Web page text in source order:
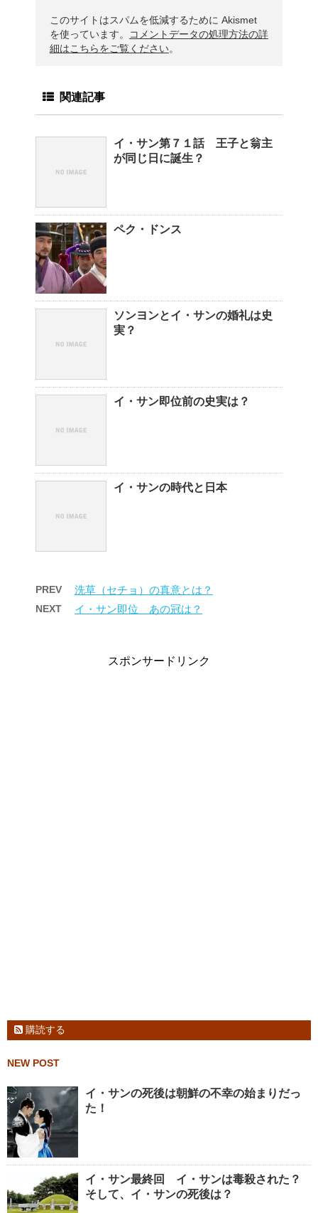
このサイトはスパムを低減するために Akismet
を使っています。
コメントデータの処理方法の詳
細はこちらをご覧ください。
関連記事
イ・サン第７１話 王子と翁主
が同じ日に誕生？
ペク・ドンス
ソンヨンとイ・サンの婚礼は史
実？
イ・サン即位前の史実は？
イ・サンの時代と日本
PREV 洗草（セチョ）の真意とは？
NEXT イ・サン即位 あの冠は？
スポンサードリンク
購読する
NEW POST
イ・サンの死後は朝鮮の不幸の始まりだっ
た！
イ・サン最終回 イ・サンは毒殺された？
そして、イ・サンの死後は？